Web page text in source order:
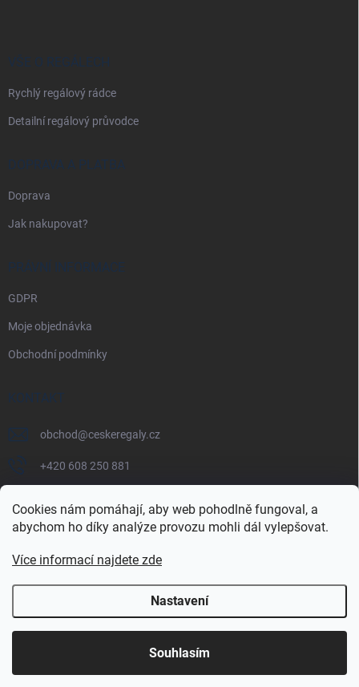
Cookies nám pomáhají, aby web pohodlně fungoval, a
abychom ho díky analýze provozu mohli dál vylepšovat.
Více informací najdete zde
Nastavení
Souhlasím
VŠE O REGÁLECH
Rychlý regálový rádce
Detailní regálový průvodce
DOPRAVA A PLATBA
Doprava
Jak nakupovat?
PRÁVNÍ INFORMACE
GDPR
Moje objednávka
Obchodní podmínky
KONTAKT
obchod@ceskeregaly.cz
+420 608 250 881
českéregály.cz . Všechna práva vyhrazena.